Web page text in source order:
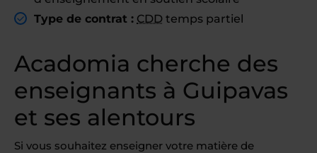
Type de contrat : CDD temps partiel
Acadomia cherche des
enseignants à Guipavas
et ses alentours
Si vous souhaitez enseigner votre matière de